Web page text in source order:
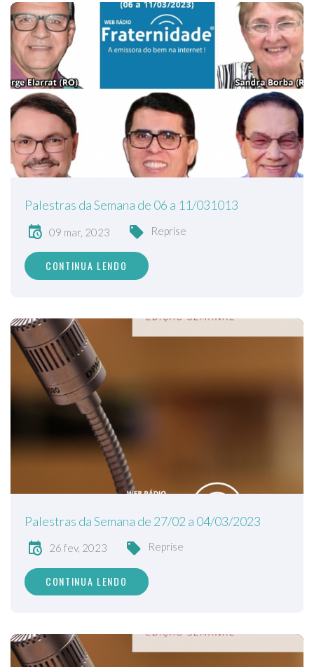
Palestras da Semana de 06 a 11/031013
09 mar, 2023 Reprise
CONTINUA LENDO
Palestras da Semana de 27/02 a 04/03/2023
26 fev, 2023 Reprise
CONTINUA LENDO